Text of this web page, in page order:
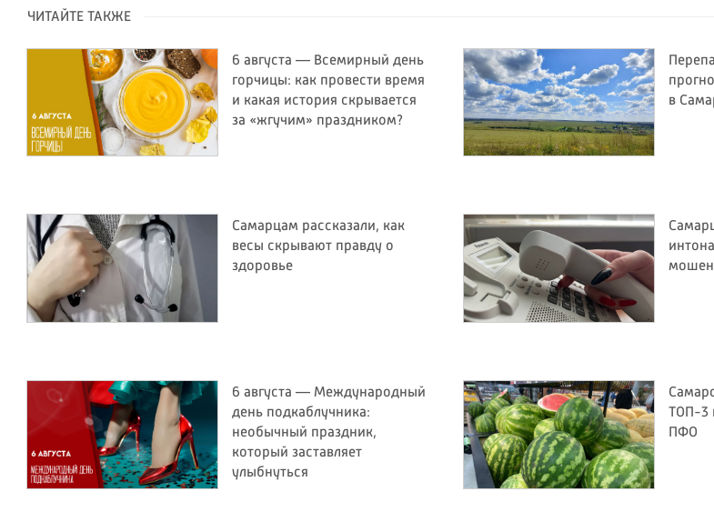
ЧИТАЙТЕ ТАКЖЕ
6 августа — Всемирный день
горчицы: как провести время
и какая история скрывается
за «жгучим» праздником?
в
Самарцам рассказали, как
весы скрывают правду о
здоровье
6 августа — Международный
день подкаблучника:
необычный праздник,
который заставляет
улыбнуться
ТОП-3
ПФО